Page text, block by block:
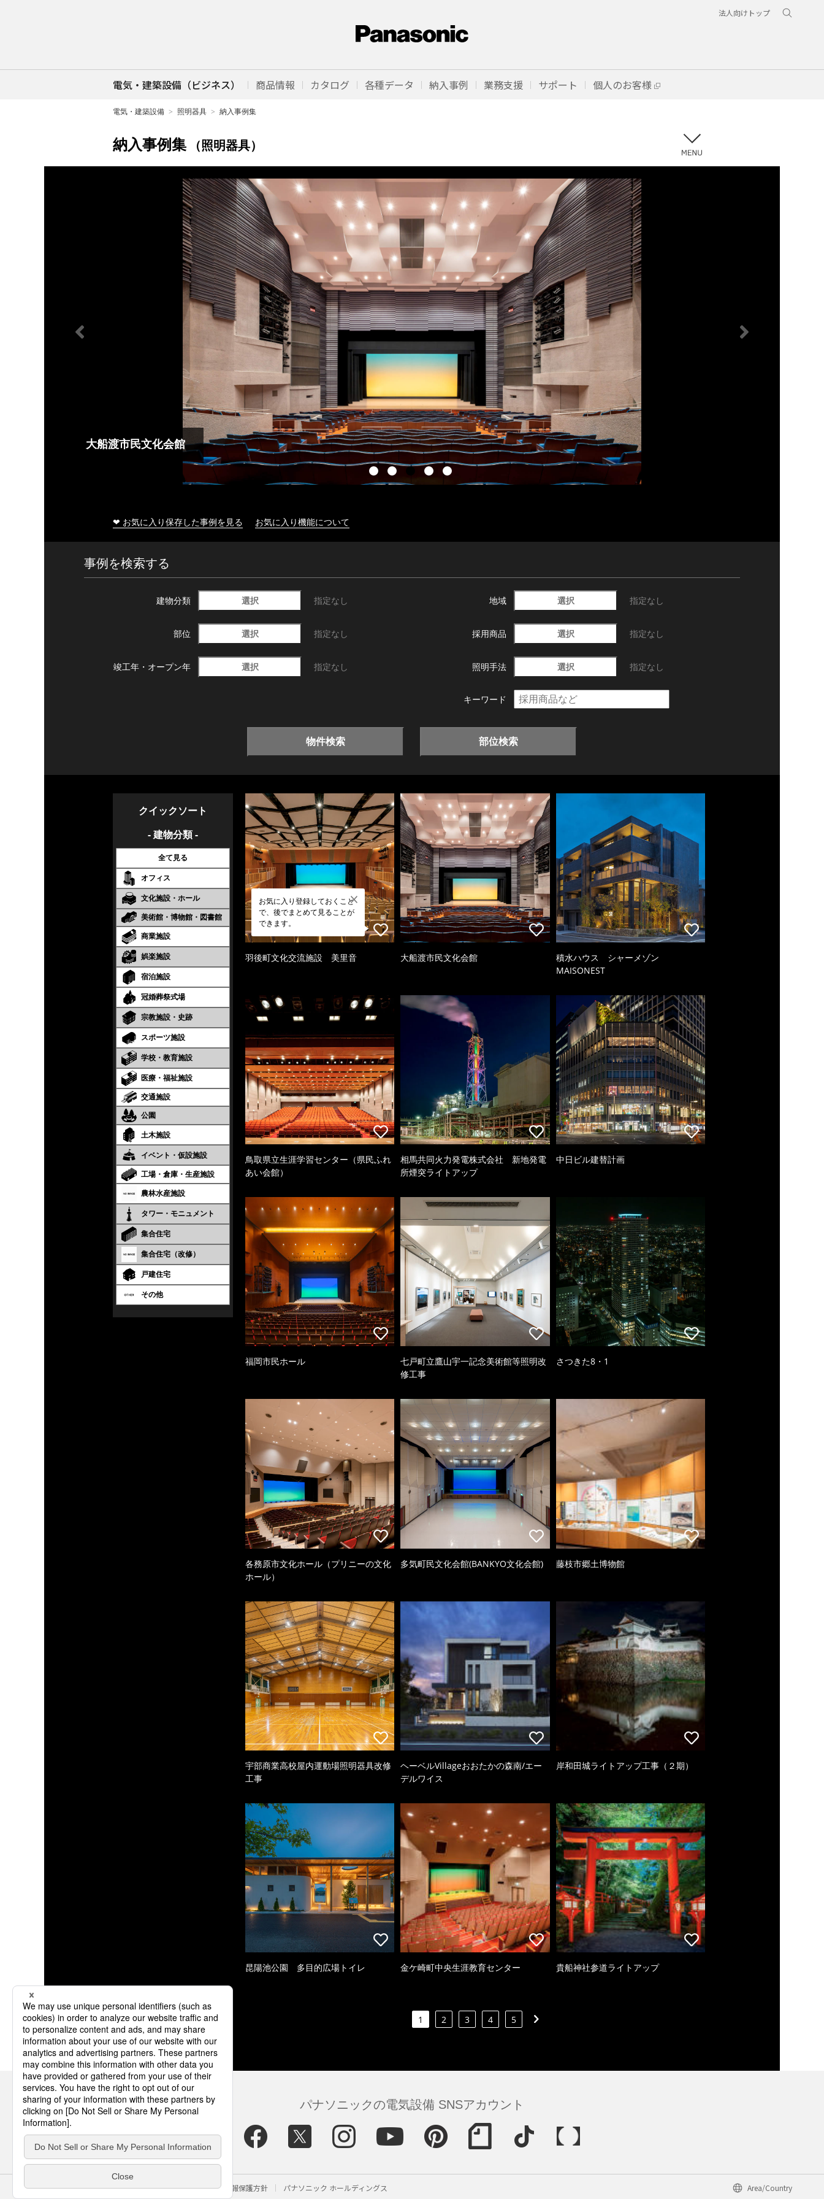
法人向けトップ
電気・建築設備（ビジネス） 商品情報 カタログ 各種データ 納入事例 業務支援 サポート 個人のお客様
電気・建築設備 照明器具 納入事例集
納入事例集 （照明器具）
大船渡市民文化会館
❤ お気に入り保存した事例を見る お気に入り機能について
事例を検索する
建物分類 選択 指定なし 地域 選択 指定なし
部位 選択 指定なし 採用商品 選択 指定なし
竣工年・ オープン年 選択 指定なし 照明手法 選択 指定なし
キーワード
物件検索 部位検索
クイックソート
- 建物分類 -
全て見る
オフィス
文化施設・ホール
美術館・博物館・図書館
商業施設
娯楽施設
宿泊施設
冠婚葬祭式場
宗教施設・史跡
スポーツ施設
学校・教育施設
医療・福祉施設
交通施設
公園
土木施設
イベント・仮設施設
工場・倉庫・生産施設
農林水産施設
タワー・モニュメント
集合住宅
集合住宅（改修）
戸建住宅
その他
お気に入り登録しておくこと
で、後でまとめて見ることが
できます。
羽後町文化交流施設 美里音 大船渡市民文化会館
積水ハウス シャーメゾン
MAISONEST
鳥取県立生涯学習センター（県民ふれ
あい会館）
相馬共同火力発電株式会社 新地発電
所煙突ライトアップ
中日ビル建替計画
福岡市民ホール
七戸町立鷹山宇一記念美術館等照明改
修工事
さつきた8・1
各務原市文化ホール（プリニーの文化
ホール）
多気町民文化会館(BANKYO文化会館) 藤枝市郷土博物館
宇部商業高校屋内運動場照明器具改修
工事
ヘーベルVillageおおたかの森南/エー
デルワイス
岸和田城ライトアップ工事（２期）
昆陽池公園 多目的広場トイレ 金ケ崎町中央生涯教育センター 貴船神社参道ライトアップ
1 2 3 4 5
パナソニックの電気設備 SNSアカウント
サイトのご利用にあたって クッキーポリシー 個人情報保護方針 パナソニック ホールディングス Area/Country